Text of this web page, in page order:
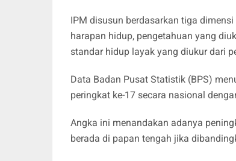
IPM disusun berdasarkan tiga
harapan hidup, pengetahuan yang
standar hidup layak yang diukur dari
Data Badan Pusat Statistik (BPS)
peringkat ke-17 secara nasional
Angka ini menandakan adanya
berada di papan tengah jika